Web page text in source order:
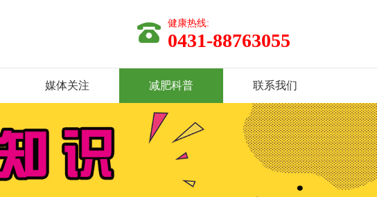
健康热线:
0431-88763055
媒体关注 减肥科普 联系我们